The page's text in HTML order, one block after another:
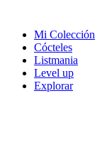
Mi Colección
Cócteles
Listmania
Level up
Explorar